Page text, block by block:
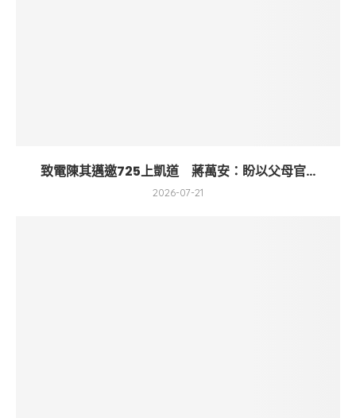
致電陳其邁邀725上凱道 蔣萬安：盼以父母官...
2026-07-21